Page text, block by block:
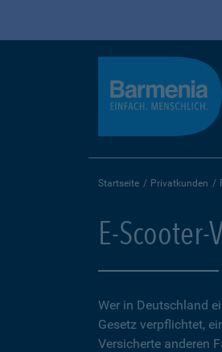
Startseite Privatkunden
E-
Wer in Deutschland
Gesetz verpflichtet,
Versicherte anderen